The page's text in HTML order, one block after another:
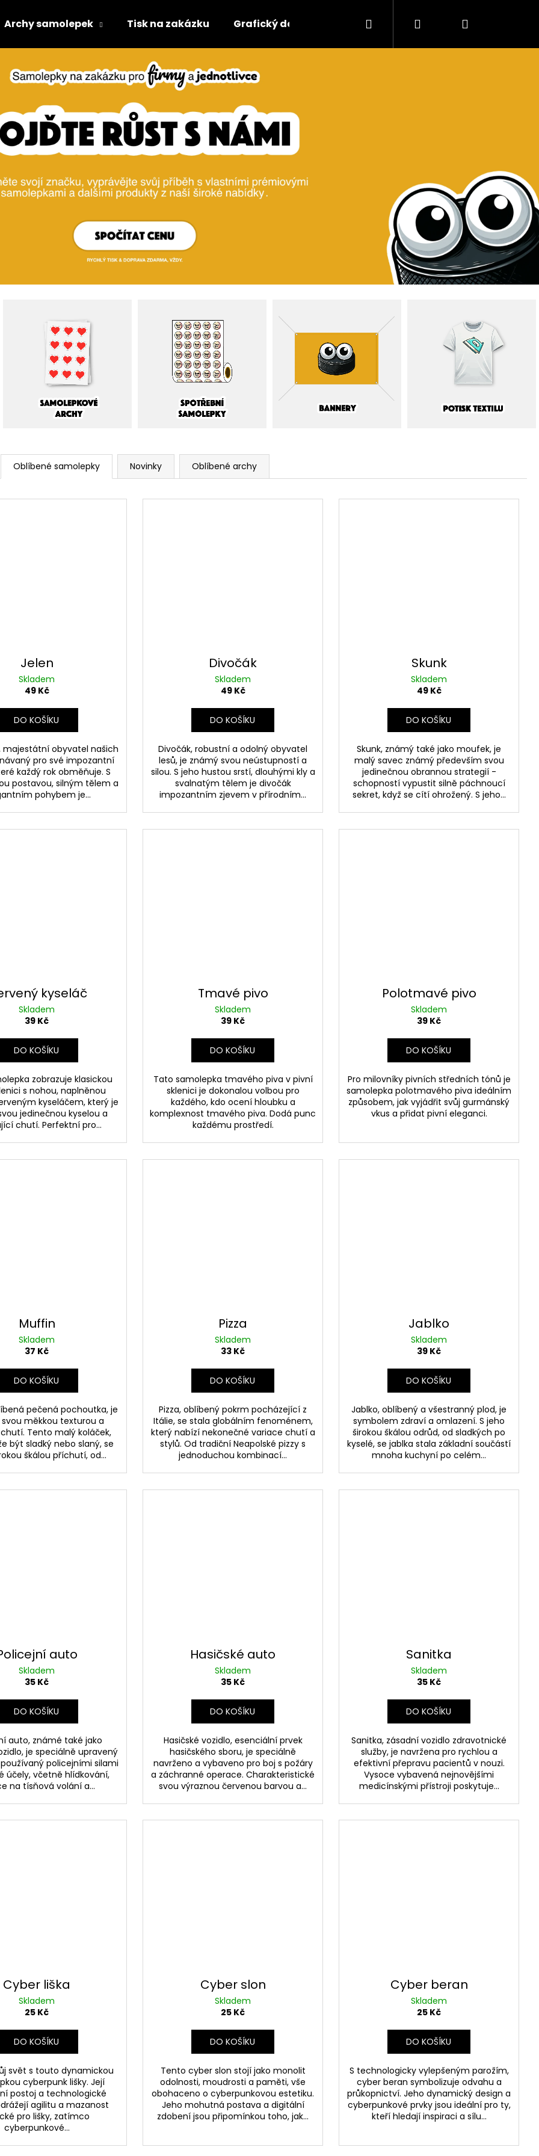
Archy samolepek Tisk na zakázku Grafický design Kontakty Přihlášení
Oblíbené samolepky Novinky Oblíbené archy
Jelen
Skladem
49 Kč
DO KOŠÍKU
majestátní obyvatel našich
pro své impozantní
každý rok obměňuje. S
postavou, silným tělem a
pohybem je...
Divočák
Skladem
49 Kč
DO KOŠÍKU
Divočák, robustní a odolný obyvatel
lesů, je známý svou neústupností a
silou. S jeho hustou srstí, dlouhými kly a
svalnatým tělem je divočák
impozantním zjevem v přírodním...
Skunk
Skladem
49 Kč
DO KOŠÍKU
Skunk, známý také jako moufek, je
malý savec známý především svou
jedinečnou obrannou strategií -
schopností vypustit silně páchnoucí
sekret, když se cítí ohrožený. S jeho...
kyseláč
Skladem
39 Kč
DO KOŠÍKU
zobrazuje klasickou
s nohou, naplněnou
kyseláčem, který je
jedinečnou kyselou a
chutí. Perfektní pro...
Tmavé pivo
Skladem
39 Kč
DO KOŠÍKU
Tato samolepka tmavého piva v pivní
sklenici je dokonalou volbou pro
každého, kdo ocení hloubku a
komplexnost tmavého piva. Dodá punc
každému prostředí.
Polotmavé pivo
Skladem
39 Kč
DO KOŠÍKU
Pro milovníky pivních středních tónů je
samolepka polotmavého piva ideálním
způsobem, jak vyjádřit svůj gurmánský
vkus a přidat pivní eleganci.
Muffin
Skladem
37 Kč
DO KOŠÍKU
pečená pochoutka, je
měkkou texturou a
Tento malý koláček,
být sladký nebo slaný, se
škálou příchutí, od...
Pizza
Skladem
33 Kč
DO KOŠÍKU
Pizza, oblíbený pokrm pocházející z
Itálie, se stala globálním fenoménem,
který nabízí nekonečné variace chutí a
stylů. Od tradiční Neapolské pizzy s
jednoduchou kombinací...
Jablko
Skladem
39 Kč
DO KOŠÍKU
Jablko, oblíbený a všestranný plod, je
symbolem zdraví a omlazení. S jeho
širokou škálou odrůd, od sladkých po
kyselé, se jablka stala základní součástí
mnoha kuchyní po celém...
auto
Skladem
35 Kč
DO KOŠÍKU
auto, známé také jako
je speciálně upravený
policejními silami
účely, včetně hlídkování,
na tísňová volání a...
Hasičské auto
Skladem
35 Kč
DO KOŠÍKU
Hasičské vozidlo, esenciální prvek
hasičského sboru, je speciálně
navrženo a vybaveno pro boj s požáry
a záchranné operace. Charakteristické
svou výraznou červenou barvou a...
Sanitka
Skladem
35 Kč
DO KOŠÍKU
Sanitka, zásadní vozidlo zdravotnické
služby, je navržena pro rychlou a
efektivní přepravu pacientů v nouzi.
Vysoce vybavená nejnovějšími
medicínskými přístroji poskytuje...
Cyber liška
Skladem
25 Kč
DO KOŠÍKU
svět s touto dynamickou
cyberpunk lišky. Její
postoj a technologické
agilitu a mazanost
pro lišky, zatímco
cyberpunkové...
Cyber slon
Skladem
25 Kč
DO KOŠÍKU
Tento cyber slon stojí jako monolit
odolnosti, moudrosti a paměti, vše
obohaceno o cyberpunkovou estetiku.
Jeho mohutná postava a digitální
zdobení jsou připomínkou toho, jak...
Cyber beran
Skladem
25 Kč
DO KOŠÍKU
S technologicky vylepšeným parožím,
cyber beran symbolizuje odvahu a
průkopnictví. Jeho dynamický design a
cyberpunkové prvky jsou ideální pro ty,
kteří hledají inspiraci a sílu...
Co potřebujete najít?
HLEDAT
Následující
Kč
49 Kč